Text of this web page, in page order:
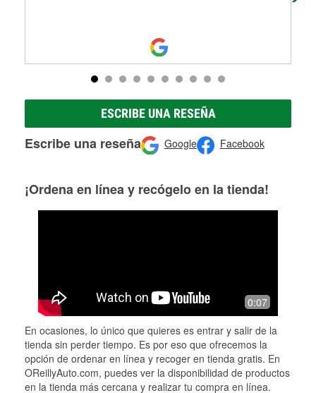
ESCRIBE UNA RESEÑA
Escribe una reseña Google Facebook
¡Ordena en línea y recógelo en la tienda!
0:07
En ocasiones, lo único que quieres es entrar y salir de la
tienda sin perder tiempo. Es por eso que ofrecemos la
opción de ordenar en línea y recoger en tienda gratis. En
OReillyAuto.com, puedes ver la disponibilidad de productos
en la tienda más cercana y realizar tu compra en línea.